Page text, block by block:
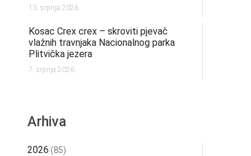
13. srpnja 2026.
Kosac Crex crex – skroviti pjevač
vlažnih travnjaka Nacionalnog parka
Plitvička jezera
7. srpnja 2026.
Arhiva
2026 (85)